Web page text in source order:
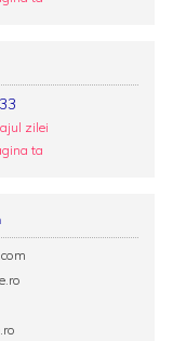
zilei
ta